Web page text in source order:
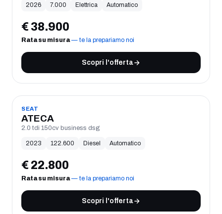
2026 7.000 Elettrica Automatico
€ 38.900
Rata su misura— te la prepariamo noi
Scopri l'offerta
USATO
SEAT
ATECA
2.0 tdi 150cv business dsg
2023 122.600 Diesel Automatico
€ 22.800
Rata su misura— te la prepariamo noi
Scopri l'offerta